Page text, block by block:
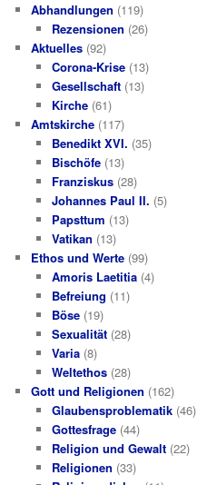
Abhandlungen (119)
Rezensionen (26)
Aktuelles (92)
Corona-Krise(13)
Gesellschaft(13)
Kirche(61)
Amtskirche (117)
Benedikt XVI. (35)
Bischöfe(13)
Franziskus(28)
Johannes Paul II. (5)
Papsttum (13)
Vatikan (13)
Ethos und Werte (99)
Amoris Laetitia(4)
Befreiung (11)
Böse(19)
Sexualität(28)
Varia(8)
Weltethos(28)
Gott und Religionen (162)
Glaubensproblematik(46)
Gottesfrage(44)
Religion und Gewalt(22)
Religionen (33)